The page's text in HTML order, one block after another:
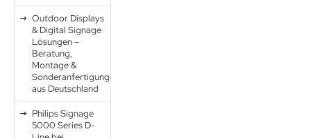
Outdoor Displays
& Digital Signage
Lösungen –
Beratung,
Montage &
Sonderanfertigungen
aus Deutschland
Philips Signage
5000 Series D-